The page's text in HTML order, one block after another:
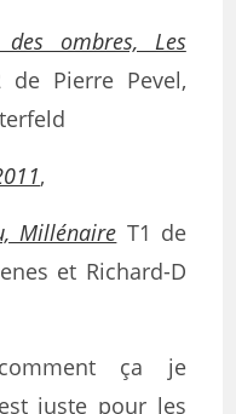
des ombres, Les
de Pierre Pevel,
,
Millénaire T1 de
et Richard-D
ça je
juste pour les